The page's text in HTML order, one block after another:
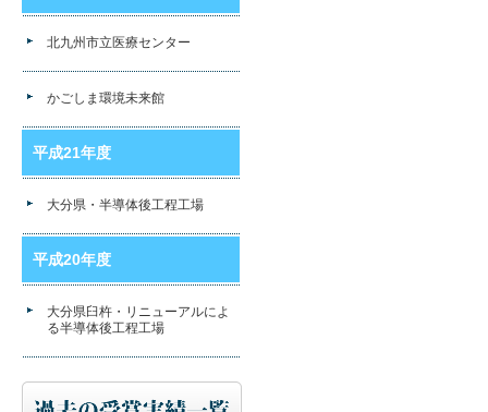
北九州市立医療センター
かごしま環境未来館
平成21年度
大分県・半導体後工程工場
平成20年度
大分県臼杵・リニューアルによ
る半導体後工程工場